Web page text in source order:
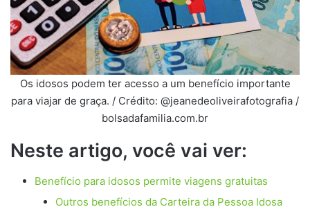
Os idosos podem ter acesso a um benefício importante
para viajar de graça. / Crédito: @jeanedeoliveirafotografia /
bolsadafamilia.com.br
Neste artigo, você vai ver:
Benefício para idosos permite viagens gratuitas
Outros benefícios da Carteira da Pessoa Idosa